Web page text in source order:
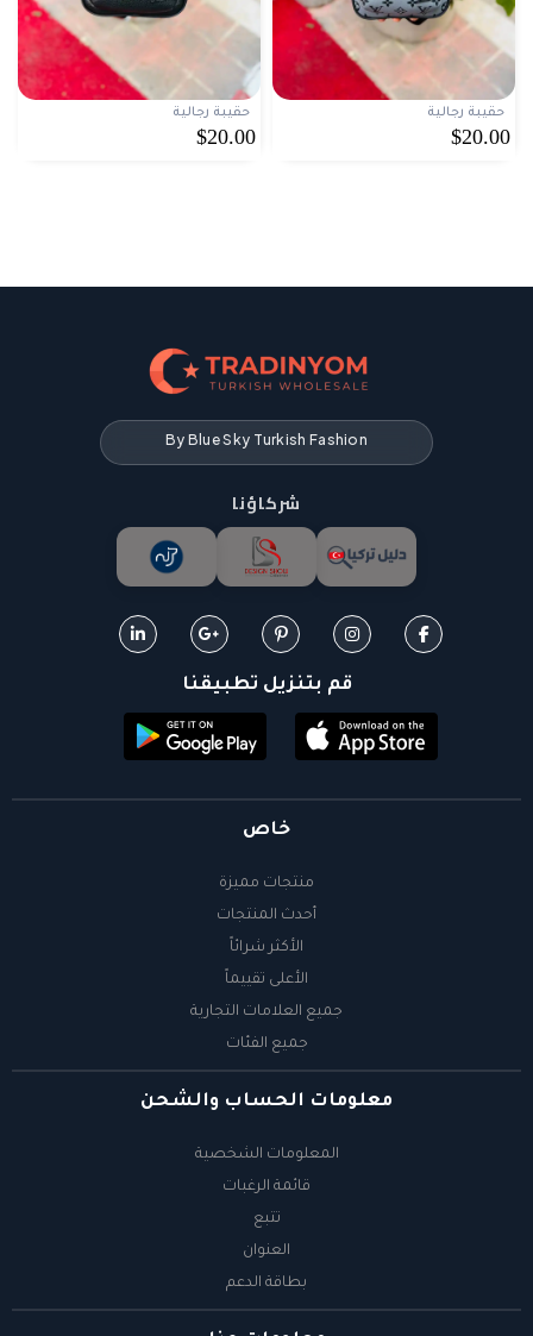
حقيبة رجالية
$20.00
حقيبة رجالية
$20.00
By Blue Sky Turkish Fashion
شركاؤنا
قم بتنزيل تطبيقنا
خاص
منتجات مميزة
أحدث المنتجات
الأكثر شرائاً
الأعلى تقييماً
جميع العلامات التجارية
جميع الفئات
معلومات الحساب والشحن
المعلومات الشخصية
قائمة الرغبات
تتبع
العنوان
بطاقة الدعم